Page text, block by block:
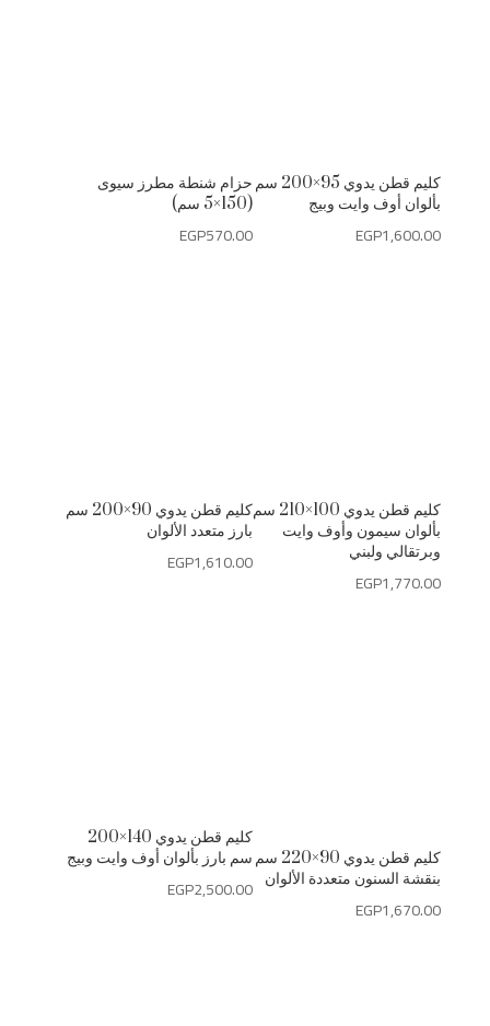
حزام شنطة مطرز سيوى
(150×5 سم)
EGP570.00
كليم قطن يدوي 95×200 سم
بألوان أوف وايت وبيج
EGP1,600.00
كليم قطن يدوي 90×200 سم
بارز متعدد الألوان
EGP1,610.00
كليم قطن يدوي 100×210 سم
بألوان سيمون وأوف وايت
وبرتقالي ولبني
EGP1,770.00
كليم قطن يدوي 140×200
سم بارز بألوان أوف وايت وبيج
EGP2,500.00
كليم قطن يدوي 90×220 سم
بنقشة السنون متعددة الألوان
EGP1,670.00